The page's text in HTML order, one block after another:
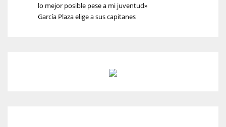
lo mejor posible pese a mi juventud»
García Plaza elige a sus capitanes